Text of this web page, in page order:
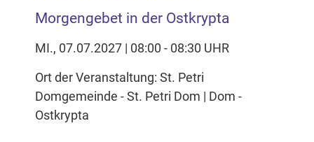
Morgengebet in der Ostkrypta
MI., 07.07.2027 | 08:00 - 08:30 UHR
Ort der Veranstaltung: St. Petri
Domgemeinde - St. Petri Dom | Dom -
Ostkrypta